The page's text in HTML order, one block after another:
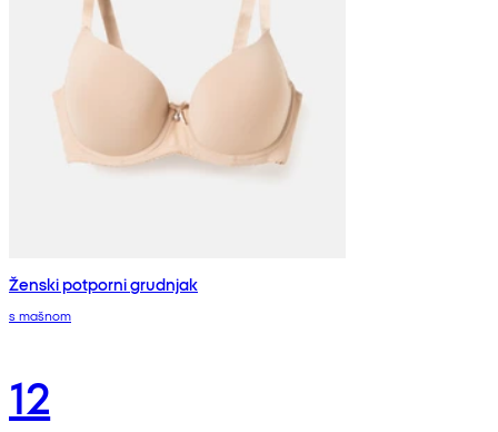
Ženski potporni grudnjak
s mašnom
12